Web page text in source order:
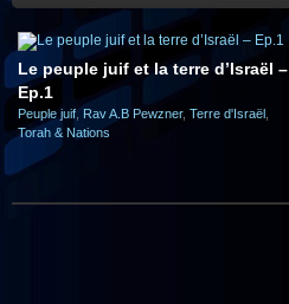
Le peuple juif et la terre d’Israël –
Ep.1
Peuple juif, Rav A.B Pewzner, Terre d'Israël
Torah & Nations